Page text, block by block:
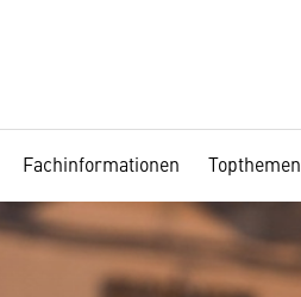
Fachinformationen Topthemen